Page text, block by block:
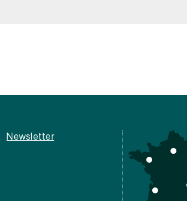
Newsletter